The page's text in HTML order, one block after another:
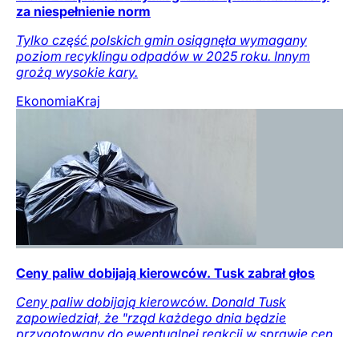
za niespełnienie norm
Tylko część polskich gmin osiągnęła wymagany
poziom recyklingu odpadów w 2025 roku. Innym
grożą wysokie kary.
EkonomiaKraj
Ceny paliw dobijają kierowców. Tusk zabrał głos
Ceny paliw dobijają kierowców. Donald Tusk
zapowiedział, że "rząd każdego dnia będzie
przygotowany do ewentualnej reakcji w sprawie cen